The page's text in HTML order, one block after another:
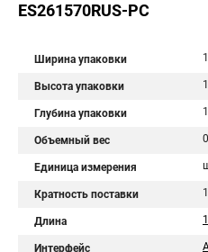
ES261570RUS-PC
Ширина упаковки
Высота упаковки
Глубина упаковки
Объемный вес
Единица измерения
Кратность поставки 1
Длина
Интерфейс